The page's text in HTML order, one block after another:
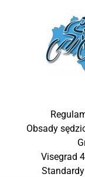
Obsady
Visegrad